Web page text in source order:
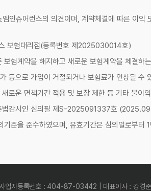
조** 보험나이 28세
인슈어런스의 의견이며, 계약체결에 따른 이익
보험대리점(등록번호 제2025030014호)
보험계약을 해지하고 새로운 보험계약을 체결하
등으로 가입이 거절되거나 보험료가 인상될 수
로운 면책기간 적용 및 보장 제한 등 기타 불이
법감시인 심의필 제S-2025091337호
기준을 준수하였으며, 유효기간은 심의일로부터
사업자등록번호 : 404-87-03442 | 대표이사 : 강경준